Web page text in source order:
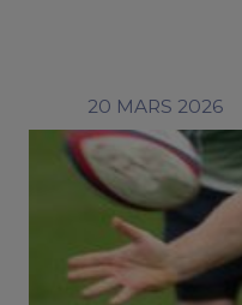
20 MARS 2026